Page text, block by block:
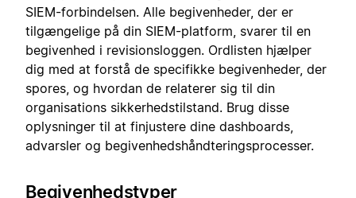
SIEM-forbindelsen. Alle begivenheder, der er
tilgængelige på din SIEM-platform, svarer til en
begivenhed i revisionsloggen. Ordlisten hjælper
dig med at forstå de specifikke begivenheder, der
spores, og hvordan de relaterer sig til din
organisations sikkerhedstilstand. Brug disse
oplysninger til at finjustere dine dashboards,
advarsler og begivenhedshåndteringsprocesser.
Begivenhedstyper